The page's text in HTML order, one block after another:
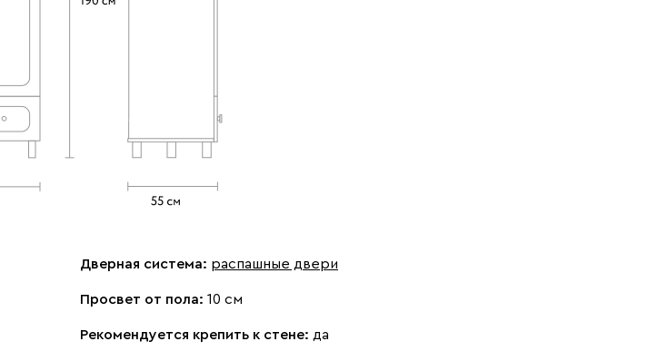
Дверная система: распашные двери
Просвет от пола: 10 см
Рекомендуется крепить к стене: да